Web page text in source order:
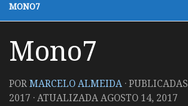
MONO7
Mono7
PORMARCELO ALMEIDA · PUBLICADAS
2017 · ATUALIZADAAGOSTO 14, 2017